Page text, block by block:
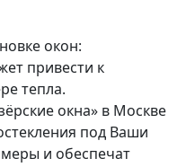
окон:
привести к
тепла.
окна» в Москве
под Ваши
и обеспечат